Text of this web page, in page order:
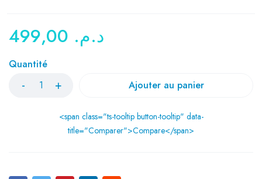
د.م.
Quantité
Ajouter au panier
<span class="ts-tooltip button-tooltip" data-
title="Comparer">Compare</span>